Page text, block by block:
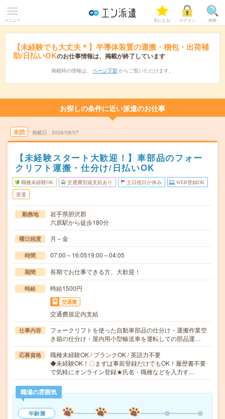
メニュー 気になる! ログイン 検索
【未経験でも大丈夫＊】半導体装置の運搬・梱包・出荷補
助/日払いOKのお仕事情報は、掲載が終了しています
掲載時の情報は、 ページ下部 からご覧いただけます。
お探しの条件に近い派遣のお仕事
未読 掲載日 2026/08/07
【未経験スタート大歓迎！】車部品のフォー
クリフト運搬・仕分け/日払いOK
職種未経験OK 交通費別途支給あり 土日祝日が休み WEB登録OK
派遣
勤務地
岩手県胆沢郡
六原駅から徒歩180分
曜日頻度 月～金
時間 07:00～16:0519:00～04:05
期間 長期でお仕事できる方、大歓迎！
時給 時給1500円
交通費
交通費規定内支給
仕事内容
フォークリフトを使った自動車部品の仕分け・運搬作業空
き箱の仕分け・屋内用小型輸送車を運転しての部品運…
応募資格
職種未経験OK / ブランクOK / 英語力不要
◆未経験OK！〇まずは事前登録だけでもOK！履歴書不要
で気軽にオンライン登録★氏名・職種などを入力す…
職場の雰囲気
年齢層